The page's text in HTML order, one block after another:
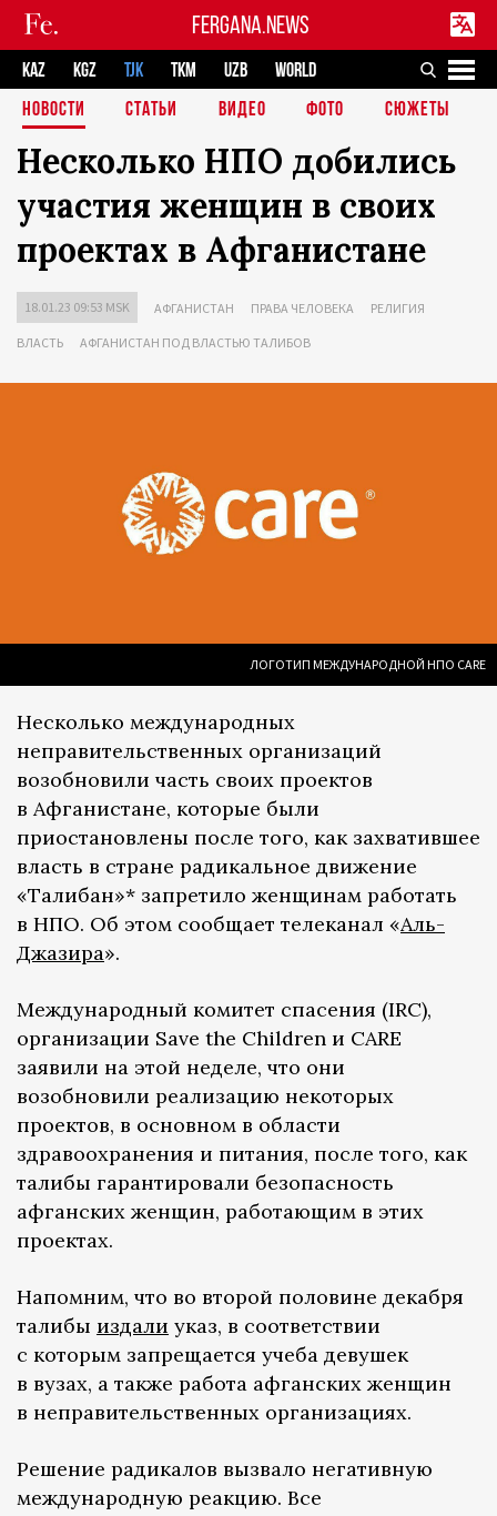
FERGANA.NEWS
KAZ KGZ TJK TKM UZB
WORLD
НОВОСТИ
СТАТЬИ ВИДЕО ФОТО СЮЖЕТЫ
Несколько НПО добились
участия женщин в своих
проектах в Афганистане
18.01.23 09:53 MSK АФГАНИСТАН ПРАВА ЧЕЛОВЕКА РЕЛИГИЯ
ВЛАСТЬ АФГАНИСТАН ПОД ВЛАСТЬЮ ТАЛИБОВ
ЛОГОТИП МЕЖДУНАРОДНОЙ НПО CARE
Несколько международных
неправительственных организаций
возобновили часть своих проектов
в Афганистане, которые были
приостановлены после того, как захватившее
власть в стране радикальное движение
«Талибан»* запретило женщинам работать
в НПО. Об этом сообщает телеканал «Аль-
Джазира».
Международный комитет спасения (IRC),
организации Save the Children и CARE
заявили на этой неделе, что они
возобновили реализацию некоторых
проектов, в основном в области
здравоохранения и питания, после того, как
талибы гарантировали безопасность
афганских женщин, работающим в этих
проектах.
Напомним, что во второй половине декабря
талибы издали указ, в соответствии
с которым запрещается учеба девушек
в вузах, а также работа афганских женщин
в неправительственных организациях.
Решение радикалов вызвало негативную
международную реакцию. Все